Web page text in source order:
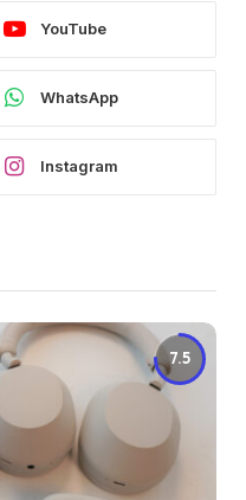
YouTube
WhatsApp
Instagram
7.5